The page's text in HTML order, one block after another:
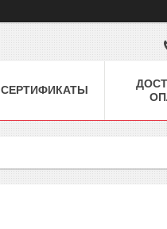
СЕРТИФИКАТЫ